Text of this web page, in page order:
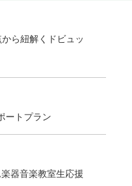
ら紐解くドビュッ
ートプラン
器音楽教室生応援